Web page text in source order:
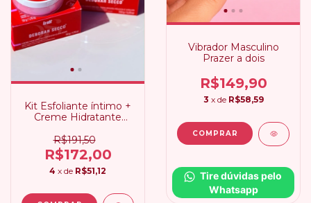
Kit Esfoliante íntimo +
Creme Hidratante
R$191,50
R$172,00
4 x de R$51,12
Vibrador Masculino
Prazer a dois
R$149,90
3 x de R$58,59
Tire dúvidas pelo
Whatsapp